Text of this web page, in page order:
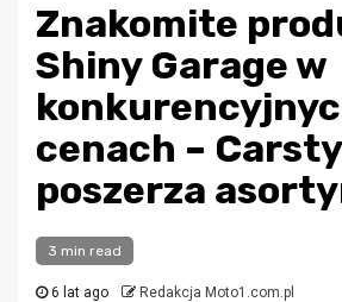
Znakomite
Shiny Garage w
cenach –
poszerza
3 min read
6 lat ago Redakcja Moto1.com.pl